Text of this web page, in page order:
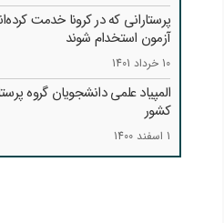
پرستارانی که در کرونا خدمت
آزمون استخدام شوند
10 خرداد 1401
المپیاد علمی دانشجویان گروه
کشور
1 اسفند 1400